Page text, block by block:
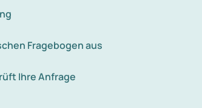
Fragebogen aus
Ihre Anfrage